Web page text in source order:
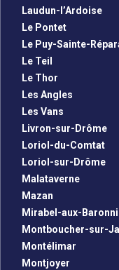
Laudun-l’Ardoise
Le Pontet
Le Puy-Sainte-
Le Teil
Le Thor
Les Angles
Les Vans
Livron-sur-Drôme
Loriol-du-Comtat
Loriol-sur-Drôme
Malataverne
Mazan
Mirabel-aux-
Montboucher-sur-
Montélimar
Montjoyer